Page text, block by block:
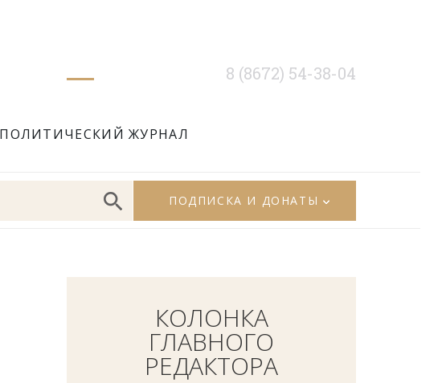
ЖУРНАЛ
8 (8672) 54-38-04
ПОДПИСКА И ДОНАТЫ
КОЛОНКА
ГЛАВНОГО
РЕДАКТОРА